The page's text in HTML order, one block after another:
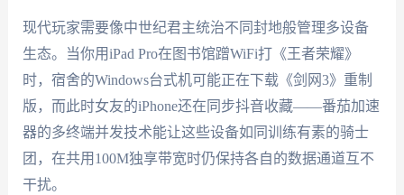
现代玩家需要像中世纪君主统治不同封地般管理多设备
生态。当你用iPad Pro在图书馆蹭WiFi打《王者荣耀》
时，宿舍的Windows台式机可能正在下载《剑网3》重制
版，而此时女友的iPhone还在同步抖音收藏——番茄加速
器的多终端并发技术能让这些设备如同训练有素的骑士
团，在共用100M独享带宽时仍保持各自的数据通道互不
干扰。